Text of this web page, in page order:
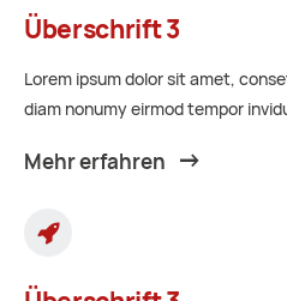
Überschrift 3
Lorem ipsum dolor sit amet,
diam nonumy eirmod tempor
Mehr erfahren